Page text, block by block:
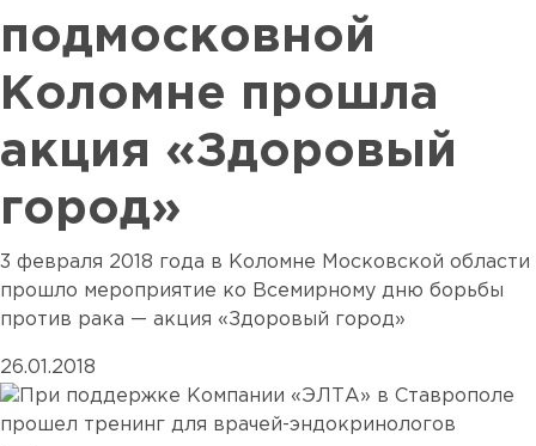
подмосковной
Коломне прошла
акция «Здоровый
город»
3 февраля 2018 года в Коломне Московской области
прошло мероприятие ко Всемирному дню борьбы
против рака — акция «Здоровый город»
26.01.2018